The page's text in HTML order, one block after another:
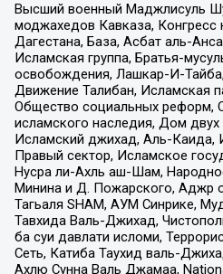
Высший военный Маджлисуль
моджахедов Кавказа, Конгресс
Дагестана, База, Асбат аль-
Исламская группа, Братья-
освобождения, Лашкар-И-
Движение Талибан, Исламская
Общество социальных реформ,
исламского наследия, Дом
Исламский джихад, Аль-Каида,
Правый сектор, Исламское
Нусра ли-Ахль аш-Шам,
Минина и Д. Пожарского, Аджр
Тагьаля SHAM, АУМ Синрике,
Тавхида Валь-Джихад,
ба суи давлати исломи,
Сеть, Катиба Таухид валь-
Ахлю Сунна Валь Джамаа,